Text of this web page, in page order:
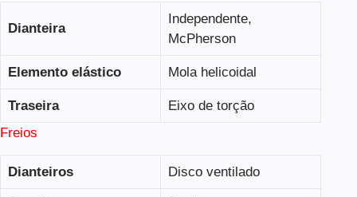
Dianteira
Independente,
McPherson
Elemento elástico Mola helicoidal
Traseira
Eixo de torção
Freios
Dianteiros Disco ventilado